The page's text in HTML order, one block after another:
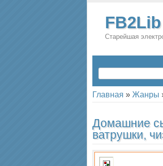
FB2Lib
Старейшая
Главная » Жанры
Домашние
ватрушки,